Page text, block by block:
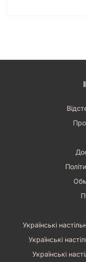
Українські
Українські
Українські